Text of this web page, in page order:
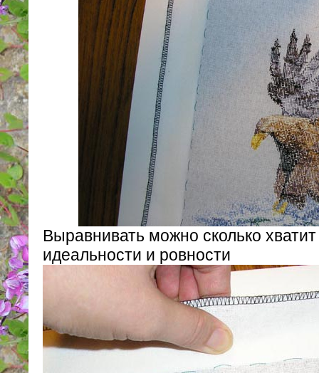
Выравнивать можно сколько
идеальности и ровности